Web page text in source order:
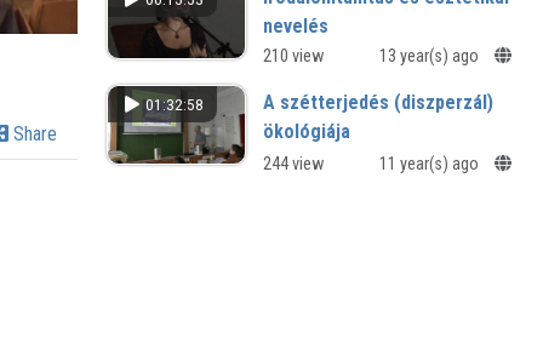
Share
nevelés
Mentés másként? - III. IROM-
210 view 13 year(s) ago
01:32:58
A szétterjedés (diszperzál)
ökológiája
244 view 11 year(s) ago